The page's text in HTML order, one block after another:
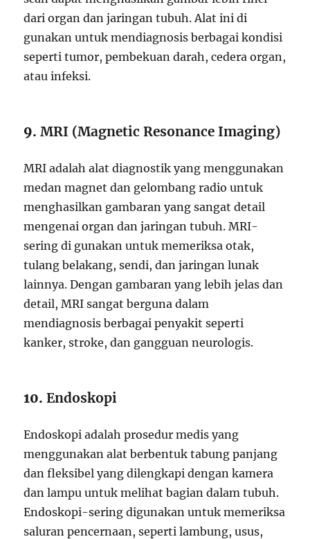
dari organ dan jaringan tubuh. Alat ini di
gunakan untuk mendiagnosis berbagai kondisi
seperti tumor, pembekuan darah, cedera organ,
atau infeksi.
9.MRI (Magnetic Resonance Imaging)
MRI adalah alat diagnostik yang menggunakan
medan magnet dan gelombang radio untuk
menghasilkan gambaran yang sangat detail
mengenai organ dan jaringan tubuh. MRI-
sering di gunakan untuk memeriksa otak,
tulang belakang, sendi, dan jaringan lunak
lainnya. Dengan gambaran yang lebih jelas dan
detail, MRI sangat berguna dalam
mendiagnosis berbagai penyakit seperti
kanker, stroke, dan gangguan neurologis.
10.Endoskopi
Endoskopi adalah prosedur medis yang
menggunakan alat berbentuk tabung panjang
dan fleksibel yang dilengkapi dengan kamera
dan lampu untuk melihat bagian dalam tubuh.
Endoskopi-sering digunakan untuk memeriksa
saluran pencernaan, seperti lambung, usus,